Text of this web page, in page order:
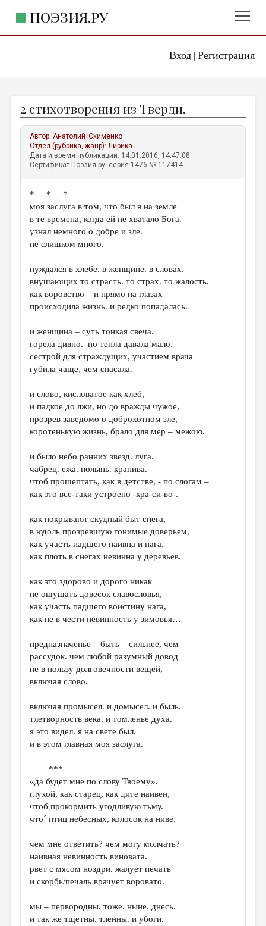
Вход| Регистрация
ПОЭЗИЯ.РУ
ЖАНРЫ
АВТОРЫ
КОММЕНТАРИИ
ЛИТСАЛОН
НОВОСТИ
ПРАВИЛА САЙТА
ОТДЕЛЫ И РУБРИКИ
ДАЙДЖЕСТ
ПРОИЗВЕДЕНИЯ
КОНКУРСЫ
ДЕТСКАЯ КОМНАТА
ОБЗОР ЛИТЕРАТУРЫ
СТРАНИЦЫ ПАМЯТИ
ОБЪЯВЛЕНИЯ
КОЛОНКА РЕДАКТОРА
РЕДКОЛЛЕГИЯ
ОТ РЕДАКЦИИ
МАЛАЯ ПРОЗА
ЭССЕИСТИКА
ЛИТЕРАТУРОВЕДЕНИЕ
КУЛЬТУРОВЕДЕНИЕ
ПУБЛИЦИСТИКА
РЕЦЕНЗИРОВАНИЕ
ЦИКЛЫ ПУБЛИКАЦИЙ
ТРЕДИАКОВСКИЙ
МЕДИА
ВКОНТАКТЕ
2 стихотворения из Тверди.
Автор:Анатолий Юхименко
Отдел (рубрика, жанр):Лирика
Дата и время публикации: 14.01.2016, 14:47:08
Сертификат Поэзия.ру: серия 1476 № 117414
* * *
моя заслуга в том, что был я на земле
в те времена, когда ей не хватало Бога.
узнал немного о добре и зле.
не слишком много.
нуждался в хлебе. в женщине. в словах.
внушающих то страсть. то страх. то жалость.
как воровство – и прямо на глазах
происходила жизнь. и редко попадалась.
и женщина – суть тонкая свеча.
горела дивно. но тепла давала мало.
сестрой для страждущих, участием врача
губила чаще, чем спасала.
и слово, кисловатое как хлеб,
и падкое до лжи, но до вражды чужое,
прозрев заведомо о доброхотном зле,
коротенькую жизнь, брало для мер – межою.
и было небо ранних звезд. луга.
чабрец. ежа. полынь. крапива.
чтоб прошептать, как в детстве, - по слогам –
как это все-таки устроено -кра-си-во-.
как покрывают скудный быт снега,
в юдоль прозревшую гонимые доверьем,
как участь падшего наивна и нага,
как плоть в снегах невинна у деревьев.
как это здорово и дорого никак
не ощущать довесок славословья,
как участь падшего воистину нага,
как не в чести невинность у зимовья…
предназначенье – быть – сильнее, чем
рассудок. чем любой разумный довод
не в пользу долговечности вещей,
включая слово.
включая промысел. и домысел. и быль.
тлетворность века. и томленье духа.
я это видел. я на свете был.
и в этом главная моя заслуга.
***
«да будет мне по слову Твоему».
глухой, как старец, как дите наивен,
чтоб прокормить угодливую тьму.
чтоˊ птиц небесных, колосок на ниве.
чем мне ответить? чем могу молчать?
наивная невинность виновата.
рвет с мясом ноздри. жалует печать
и скорбь/печаль врачует воровато.
мы – первородны. тоже. ныне. днесь.
и так же тщетны. тленны. и убоги.